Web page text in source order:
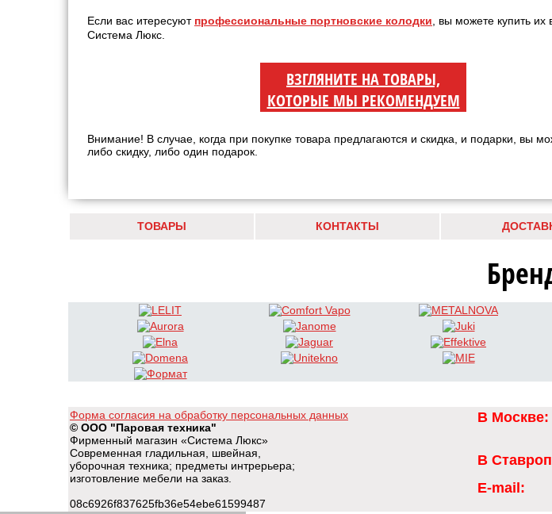
Если вас итересуют профессиональные портновские колодки , вы можете купить их
Система Люкс.
ВЗГЛЯНИТЕ НА ТОВАРЫ,
КОТОРЫЕ МЫ РЕКОМЕНДУЕМ
Внимание! В случае, когда при покупке товара предлагаются и скидка, и подарки, вы
либо скидку, либо один подарок.
ТОВАРЫ КОНТАКТЫ
Форма согласия на обработку персональных данных
© ООО "Паровая техника"
Фирменный магазин «Система Люкс»
Современная гладильная, швейная,
уборочная техника; предметы интрерьера;
изготовление мебели на заказ.
08c6926f837625fb36e54ebe61599487
В Москве:
В
E-mail: